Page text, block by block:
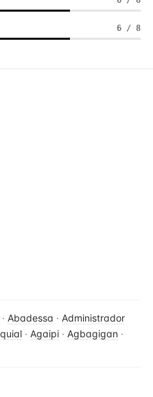
6 / 8
· Abadessa · Administrador
· Agaipi · Agbagigan ·